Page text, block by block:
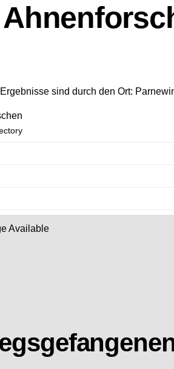
sind durch den Ort:
Available